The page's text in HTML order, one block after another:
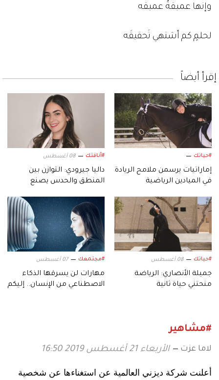
وإنها عميقةٌ عميقه
لحلمٍ كم أشتهي تَحقيقَه
إقرأ أيضاً
#حياتك
إماراتيات يرسمن ملامح الريادة
في الميادين الرياضية
#أناقتك 08 أغسطس
داليا جيرودي: التوازن بين
المنطق والحدس يصنع
#حياتك 08 أغسطس
جميلة الأنصاري: الرياضة
منحتني حياة ثانية
#مجتمعك 07 أغسطس
مهارات لن يسرقها الذكاء
الاصطناعي من الإنسان.. إليكم
#مشاهير
لاما عزت الأربعاء 21 أغسطس 2019 16:50
أعلنت شركة ديزني العالمية عن استغناءها عن شخصية